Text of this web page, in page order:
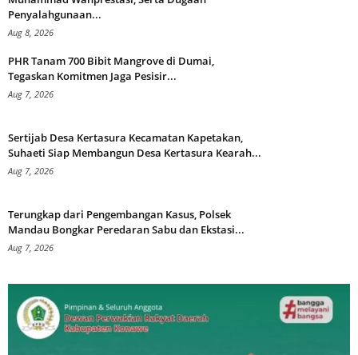
Penyalahgunaan...
Aug 8, 2026
PHR Tanam 700 Bibit Mangrove di Dumai,
Tegaskan Komitmen Jaga Pesisir...
Aug 7, 2026
Sertijab Desa Kertasura Kecamatan Kapetakan,
Suhaeti Siap Membangun Desa Kertasura Kearah...
Aug 7, 2026
Terungkap dari Pengembangan Kasus, Polsek
Mandau Bongkar Peredaran Sabu dan Ekstasi...
Aug 7, 2026